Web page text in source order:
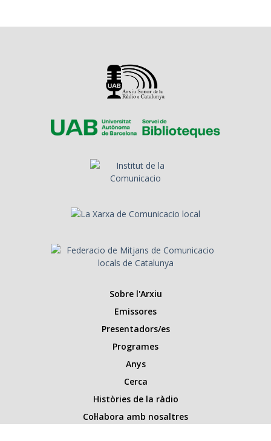
Sobre l'Arxiu
Emissores
Presentadors/es
Programes
Anys
Cerca
Històries de la ràdio
Col·labora amb nosaltres